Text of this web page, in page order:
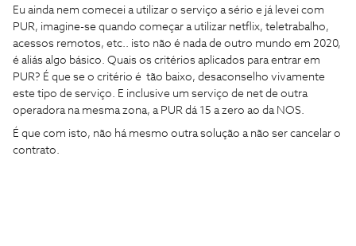
Eu ainda nem comecei a utilizar o serviço a sério e já levei com
PUR, imagine-se quando começar a utilizar netflix, teletrabalho,
acessos remotos, etc.. isto não é nada de outro mundo em 2020,
é aliás algo básico. Quais os critérios aplicados para entrar em
PUR? É que se o critério é tão baixo, desaconselho vivamente
este tipo de serviço. E inclusive um serviço de net de outra
operadora na mesma zona, a PUR dá 15 a zero ao da NOS.
É que com isto, não há mesmo outra solução a não ser cancelar o
contrato.